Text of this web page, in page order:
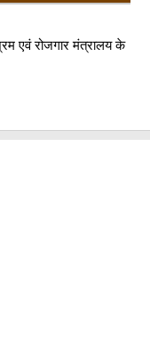
एवं रोजगार मंत्रालय के